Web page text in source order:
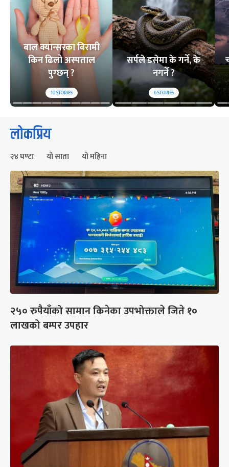
बाल क्यान्सरका बिरामी
किन ढिलो अस्पताल
पुग्छन् ?
10STORIES
सर्पले डसेमा के गर्ने, के
नगर्ने ?
6STORIES
लोकप्रिय
२४ घण्टा यो साता यो महिना
२५० रुपैयाँको सामान किनेका उपभोक्ताले जिते १०
लाखको बम्पर उपहार